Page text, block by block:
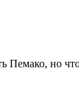
Пемако, но